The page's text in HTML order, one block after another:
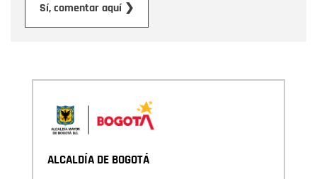
Sí, comentar aquí ❯
ALCALDÍA DE BOGOTÁ